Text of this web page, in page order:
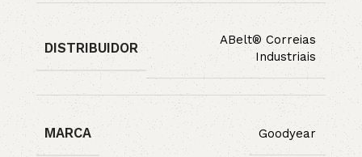
DISTRIBUIDOR
ABelt® Correias
Industriais
MARCA Goodyear